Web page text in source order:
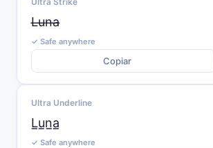
L̶u̶n̶a̶
✓ Safe anywhere
Copiar
Ultra Underline
L̲u̲n̲a̲
✓ Safe anywhere